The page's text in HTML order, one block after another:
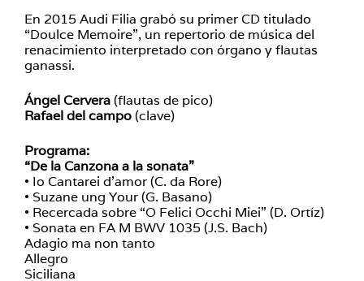
En 2015 Audi Filia grabó su primer CD titulado
“Doulce Memoire”, un repertorio de música del
renacimiento interpretado con órgano y flautas
ganassi.
Ángel Cervera(flautas de pico)
Rafael del campo(clave)
Programa:
“De la Canzona a la sonata”
• Io Cantarei d’amor (C. da Rore)
• Suzane ung Your (G. Basano)
• Recercada sobre “O Felici Occhi Miei” (D. Ortíz)
• Sonata en FA M BWV 1035 (J.S. Bach)
Adagio ma non tanto
Allegro
Siciliana